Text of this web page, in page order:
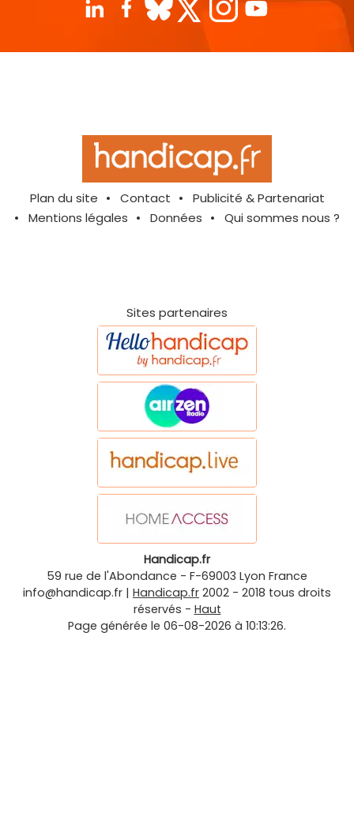
Plan du site Contact
Publicité & Partenariat
Mentions légales
Données Qui sommes nous ?
Sites partenaires
Handicap.fr
59 rue de l'Abondance - F-69003 Lyon France
info@handicap.fr | Handicap.fr 2002 - 2018 tous droits
réservés - Haut
Page générée le 06-08-2026 à 10:13:26.